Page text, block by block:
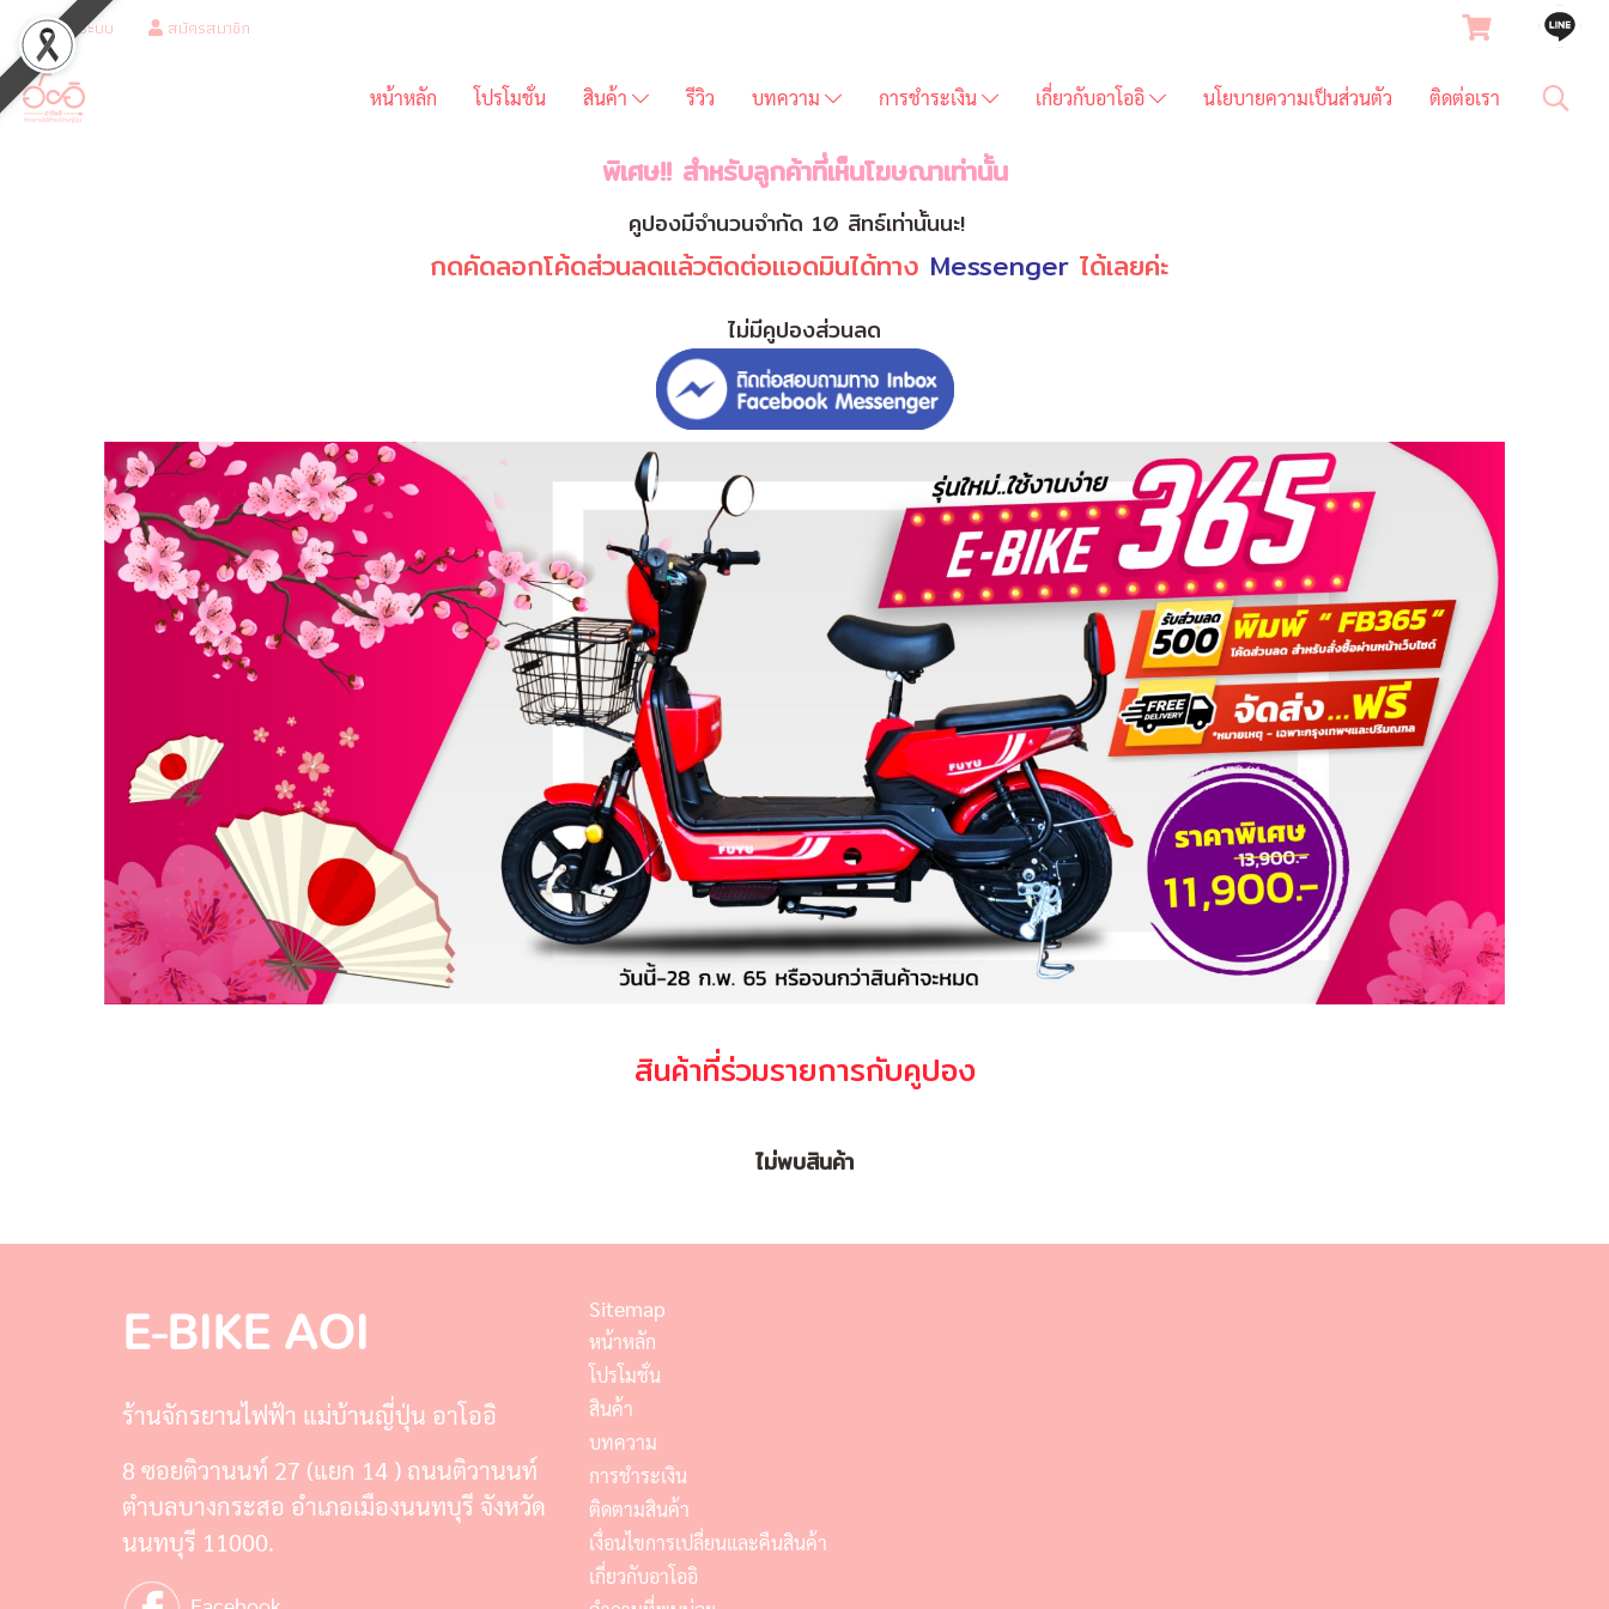
เข้าสู่ระบบ สมัครสมาชิก
หน้าหลัก โปรโมชั่น สินค้า รีวิว บทความ การชำระเงิน เกี่ยวกับอาโออิ นโยบายความเป็นส่วนตัว ติดต่อเรา
พิเศษ!! สำหรับลูกค้าที่เห็นโฆษณาเท่านั้น
คูปองมีจำนวนจำกัด 10 สิทธ์เท่านั้นนะ!
กดคัดลอกโค้ดส่วนลดแล้วติดต่อแอดมินได้ทาง Messenger ได้เลยค่ะ
ไม่มีคูปองส่วนลด
สินค้าที่ร่วมรายการกับคูปอง
ไม่พบสินค้า
E-BIKE AOI
ร้านจักรยานไฟฟ้า แม่บ้านญี่ปุ่น อาโออิ
8 ซอยติวานนท์ 27 (แยก 14 ) ถนนติวานนท์
ตำบลบางกระสอ อำเภอเมืองนนทบุรี จังหวัด
นนทบุรี 11000.
Sitemap
หน้าหลัก
โปรโมชั่น
สินค้า
บทความ
การชำระเงิน
ติดตามสินค้า
เงื่อนไขการเปลี่ยนและคืนสินค้า
เกี่ยวกับอาโออิ